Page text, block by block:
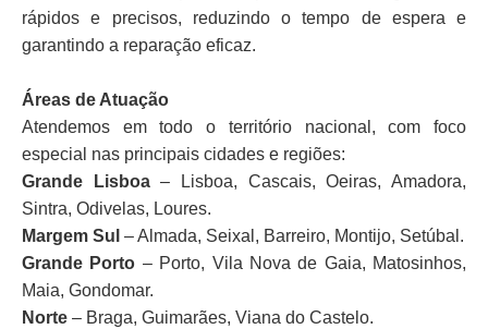
rápidos e precisos, reduzindo o tempo de espera e
garantindo a reparação eficaz.
Áreas de Atuação
Atendemos em todo o território nacional, com foco
especial nas principais cidades e regiões:
Grande Lisboa– Lisboa, Cascais, Oeiras, Amadora,
Sintra, Odivelas, Loures.
Margem Sul – Almada, Seixal, Barreiro, Montijo, Setúbal.
Grande Porto – Porto, Vila Nova de Gaia, Matosinhos,
Maia, Gondomar.
Norte – Braga, Guimarães, Viana do Castelo.